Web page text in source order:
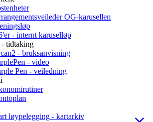
OG-karusellen
- internt karuselløp
- tidtaking
- bruksanvisning
- video
Pen - veiledning
løypelegging - kartarkiv